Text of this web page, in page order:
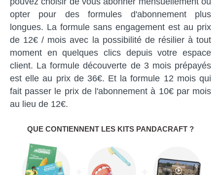
opter pour des formules d'abonnement plus
longues. La formule sans engagement est au prix
de 12€ / mois avec la possibilité de résilier à tout
moment en quelques clics depuis votre espace
client. La formule découverte de 3 mois prépayés
est elle au prix de 36€. Et la formule 12 mois qui
fait passer le prix de l'abonnement à 10€ par mois
au lieu de 12€.
QUE CONTIENNENT LES KITS PANDACRAFT ?